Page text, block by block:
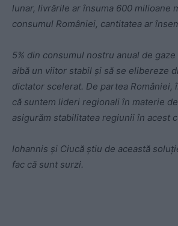
lunar, livrările ar însuma 600 milioane
consumul României, cantitatea ar
5% din consumul nostru anual de
aibă un viitor stabil și să se elibereze
dictator scelerat. De partea României,
că suntem lideri regionali în materie
asigurăm stabilitatea regiunii în acest
Iohannis și Ciucă știu de această
fac că sunt surzi.